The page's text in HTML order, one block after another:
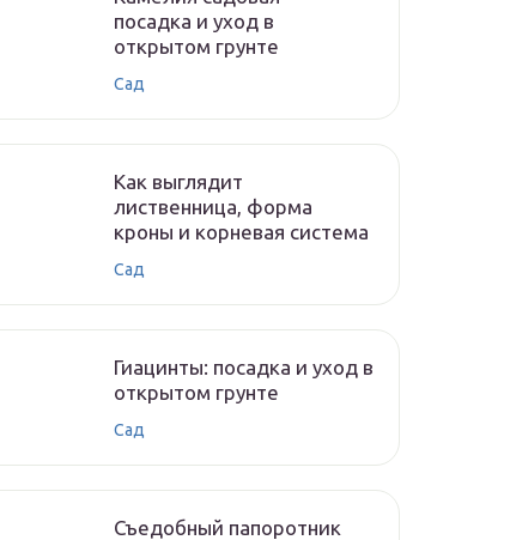
посадка и уход в
открытом грунте
Сад
Как выглядит
лиственница, форма
кроны и корневая система
Сад
Гиацинты: посадка и уход в
открытом грунте
Сад
Съедобный папоротник